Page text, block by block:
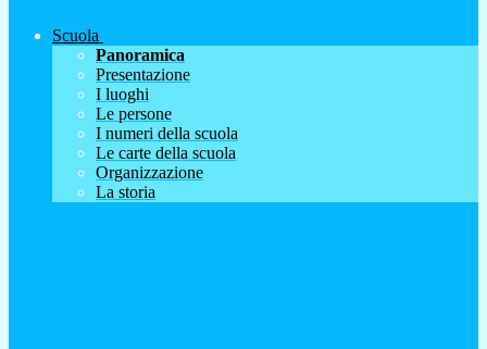
Scuola
Panoramica
Presentazione
I luoghi
Le persone
I numeri della scuola
Le carte della scuola
Organizzazione
La storia